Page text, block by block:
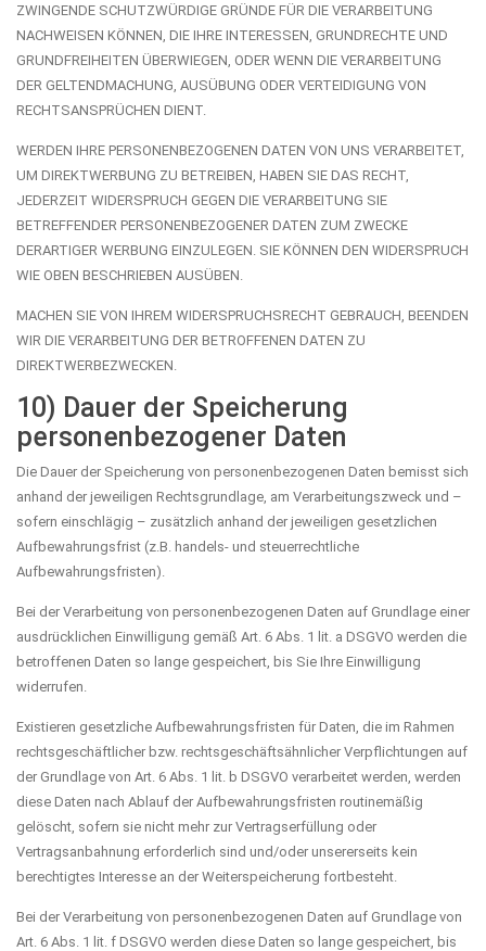
ZWINGENDE SCHUTZWÜRDIGE GRÜNDE FÜR DIE VERARBEITUNG
NACHWEISEN KÖNNEN, DIE IHRE INTERESSEN, GRUNDRECHTE UND
GRUNDFREIHEITEN ÜBERWIEGEN, ODER WENN DIE VERARBEITUNG
DER GELTENDMACHUNG, AUSÜBUNG ODER VERTEIDIGUNG VON
RECHTSANSPRÜCHEN DIENT.
WERDEN IHRE PERSONENBEZOGENEN DATEN VON UNS VERARBEITET,
UM DIREKTWERBUNG ZU BETREIBEN, HABEN SIE DAS RECHT,
JEDERZEIT WIDERSPRUCH GEGEN DIE VERARBEITUNG SIE
BETREFFENDER PERSONENBEZOGENER DATEN ZUM ZWECKE
DERARTIGER WERBUNG EINZULEGEN. SIE KÖNNEN DEN WIDERSPRUCH
WIE OBEN BESCHRIEBEN AUSÜBEN.
MACHEN SIE VON IHREM WIDERSPRUCHSRECHT GEBRAUCH, BEENDEN
WIR DIE VERARBEITUNG DER BETROFFENEN DATEN ZU
DIREKTWERBEZWECKEN.
10) Dauer der Speicherung
personenbezogener Daten
Die Dauer der Speicherung von personenbezogenen Daten bemisst sich
anhand der jeweiligen Rechtsgrundlage, am Verarbeitungszweck und –
sofern einschlägig – zusätzlich anhand der jeweiligen gesetzlichen
Aufbewahrungsfrist (z.B. handels- und steuerrechtliche
Aufbewahrungsfristen).
Bei der Verarbeitung von personenbezogenen Daten auf Grundlage einer
ausdrücklichen Einwilligung gemäß Art. 6 Abs. 1 lit. a DSGVO werden die
betroffenen Daten so lange gespeichert, bis Sie Ihre Einwilligung
widerrufen.
Existieren gesetzliche Aufbewahrungsfristen für Daten, die im Rahmen
rechtsgeschäftlicher bzw. rechtsgeschäftsähnlicher Verpflichtungen auf
der Grundlage von Art. 6 Abs. 1 lit. b DSGVO verarbeitet werden, werden
diese Daten nach Ablauf der Aufbewahrungsfristen routinemäßig
gelöscht, sofern sie nicht mehr zur Vertragserfüllung oder
Vertragsanbahnung erforderlich sind und/oder unsererseits kein
berechtigtes Interesse an der Weiterspeicherung fortbesteht.
Bei der Verarbeitung von personenbezogenen Daten auf Grundlage von
Art. 6 Abs. 1 lit. f DSGVO werden diese Daten so lange gespeichert, bis